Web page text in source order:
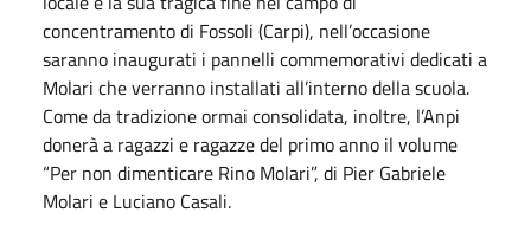
concentramento di Fossoli (Carpi), nell’occasione
saranno inaugurati i pannelli commemorativi dedicati a
Molari che verranno installati all’interno della scuola.
Come da tradizione ormai consolidata, inoltre, l’Anpi
donerà a ragazzi e ragazze del primo anno il volume
“Per non dimenticare Rino Molari”, di Pier Gabriele
Molari e Luciano Casali.